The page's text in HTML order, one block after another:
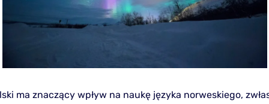
ma znaczący wpływ na naukę języka norweskiego,